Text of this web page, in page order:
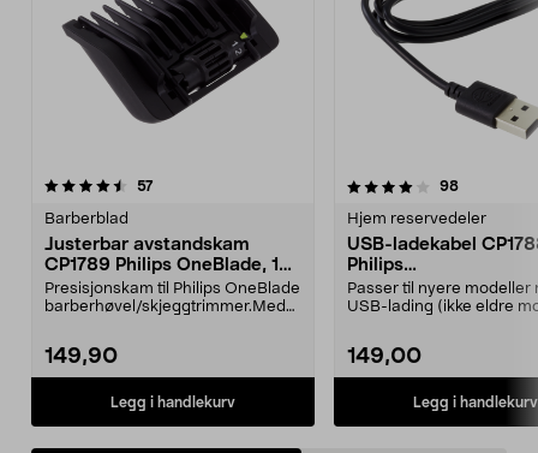
57anmeldelser
Barberblad
Justerbar avstandskam
CP1789 Philips OneBlade, 1–
5 mm
Presisjonskam til Philips OneBlade
barberhøvel/skjeggtrimmer.Med
149,90
Legg i handlekurv
4.0av 5 stjerner 98
Hjem reservedeler
USB-ladekabel
Philips
OneBlade/
Passer til nyere modeller
USB-lading (ikke eldre
149,00
Legg i handlekurv
3.5av 5 stjerner